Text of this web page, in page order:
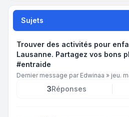
Sujets
Trouver des activités pour
Lausanne. Partagez vos bons
#entraide
Dernier message par Edwinaa » jeu.
3Réponses